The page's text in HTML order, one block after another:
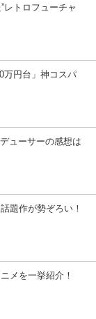
トロフューチャ
万円台」神コスパ
ューサーの感想は
題作が勢ぞろい！
メを一挙紹介！